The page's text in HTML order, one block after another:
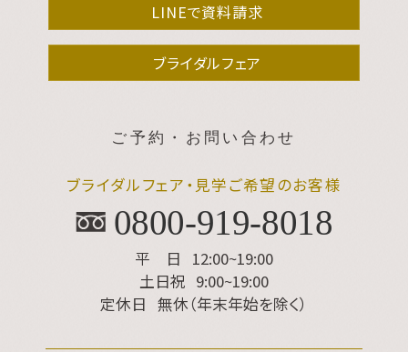
LINEで資料請求
ブライダルフェア
ご予約・お問い合わせ
ブライダルフェア・見学ご希望のお客様
0800-919-8018
平 日
12:00~19:00
土日祝 9:00~19:00
定休日 無休（年末年始を除く）